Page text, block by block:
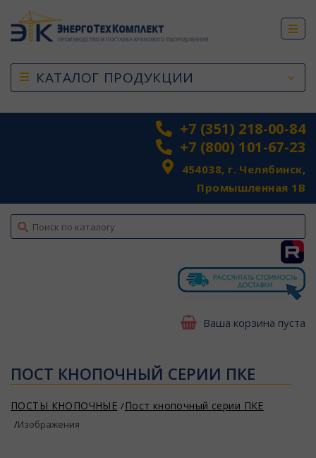
КАТАЛОГ ПРОДУКЦИИ
+7 (351) 218-00-84
+7 (800) 101-67-23
454038, г. Челябинск,
Промышленная 1В
top
Ваша корзина пуста
ПОСТ КНОПОЧНЫЙ СЕРИИ ПКЕ
ПОСТЫ КНОПОЧНЫЕ Пост кнопочный серии ПКЕ
Изображения